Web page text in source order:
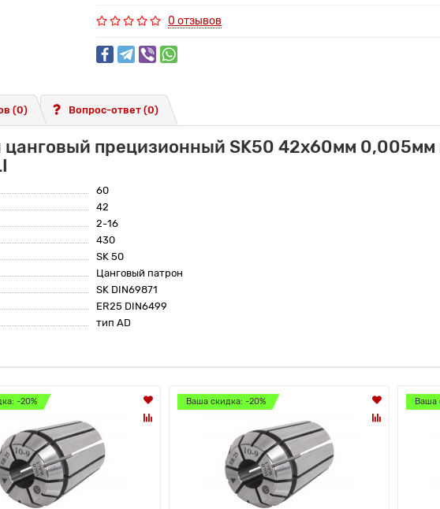
0 отзывов
(0) Вопрос-ответ (0)
прецизионный SK50 42x60мм 0,005мм
60
42
2-16
430
SK 50
Цанговый патрон
SK DIN69871
ER25 DIN6499
тип AD
-20% Ваша скидка: -20% Ваша